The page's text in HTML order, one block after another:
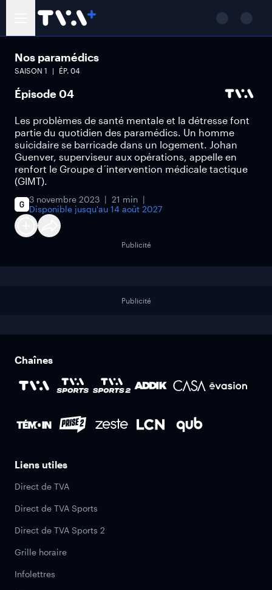
Nos paramédics
SAISON 1 ÉP. 04
Épisode 04
Les problèmes de santé mentale et la détresse font
partie du quotidien des paramédics. Un homme
suicidaire se barricade dans un logement. Johan
Guenver, superviseur aux opérations, appelle en
renfort le Groupe d´intervention médicale tactique
(GIMT).
3 novembre 2023
21 min
Disponible jusqu'au 14 août 2027
Publicité
Publicité
Chaînes
Liens utiles
Direct de TVA
Direct de TVA Sports
Direct de TVA Sports 2
Grille horaire
Infolettres